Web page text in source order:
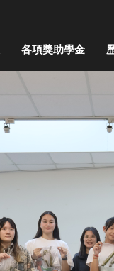
各項獎助學金